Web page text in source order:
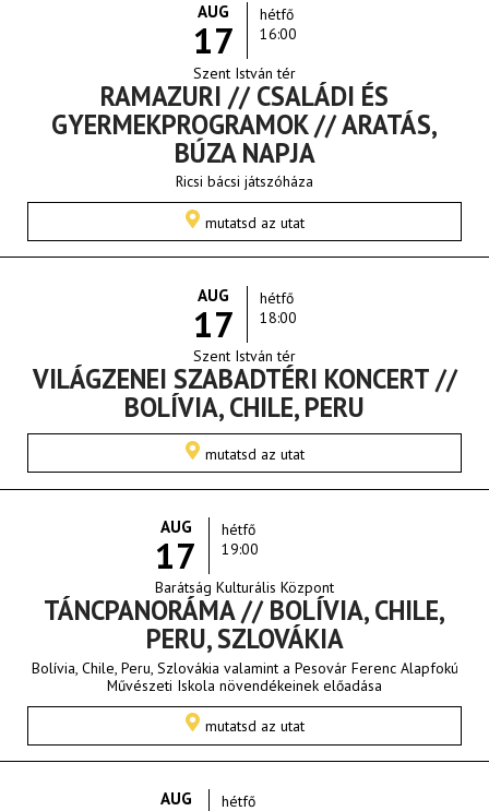
AUG
17
hétfő
16:00
Szent István tér
RAMAZURI // CSALÁDI ÉS
GYERMEKPROGRAMOK // ARATÁS,
BÚZA NAPJA
Ricsi bácsi játszóháza
mutatsd az utat
AUG
17
hétfő
18:00
Szent István tér
VILÁGZENEI SZABADTÉRI KONCERT //
BOLÍVIA, CHILE, PERU
mutatsd az utat
AUG
17
hétfő
19:00
Barátság Kulturális Központ
TÁNCPANORÁMA // BOLÍVIA, CHILE,
PERU, SZLOVÁKIA
Bolívia, Chile, Peru, Szlovákia valamint a Pesovár Ferenc Alapfokú
Művészeti Iskola növendékeinek előadása
mutatsd az utat
AUG hétfő